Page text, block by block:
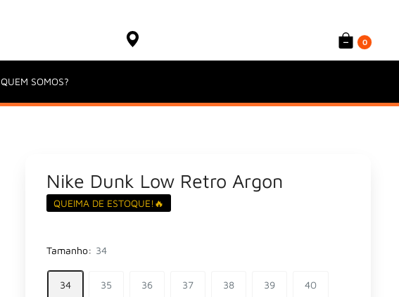
0
QUEM SOMOS?
Nike Dunk Low Retro Argon
QUEIMA DE ESTOQUE!🔥
Tamanho: 34
34 35 36 37 38 39 40